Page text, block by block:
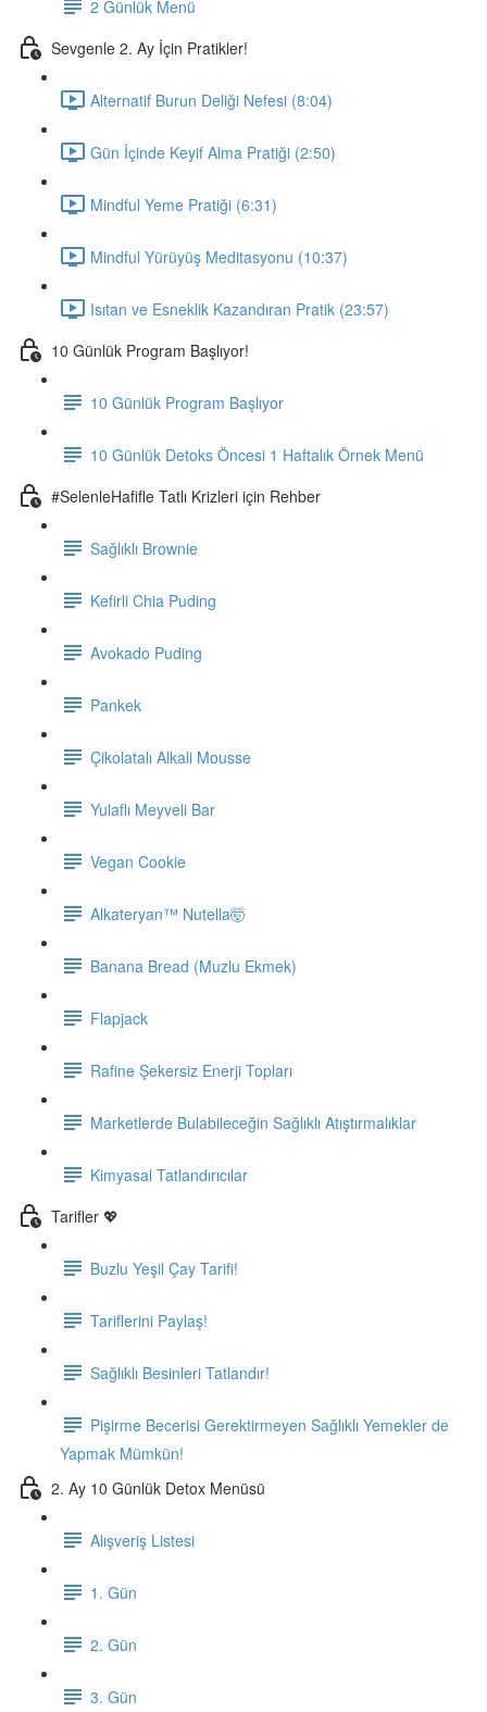
2 Günlük Menü
Sevgenle 2. Ay İçin Pratikler!
Alternatif Burun Deliği Nefesi (8:04)
Gün İçinde Keyif Alma Pratiği (2:50)
Mindful Yeme Pratiği (6:31)
Mindful Yürüyüş Meditasyonu (10:37)
Isıtan ve Esneklik Kazandıran Pratik (23:57)
10 Günlük Program Başlıyor!
10 Günlük Program Başlıyor
10 Günlük Detoks Öncesi 1 Haftalık Örnek Menü
#SelenleHafifle Tatlı Krizleri için Rehber
Sağlıklı Brownie
Kefirli Chia Puding
Avokado Puding
Pankek
Çikolatalı Alkali Mousse
Yulaflı Meyveli Bar
Vegan Cookie
Alkateryan™ Nutella🤯
Banana Bread (Muzlu Ekmek)
Flapjack
Rafine Şekersiz Enerji Topları
Marketlerde Bulabileceğin Sağlıklı Atıştırmalıklar
Kimyasal Tatlandırıcılar
Tarifler 💖
Buzlu Yeşil Çay Tarifi!
Tariflerini Paylaş!
Sağlıklı Besinleri Tatlandır!
Pişirme Becerisi Gerektirmeyen Sağlıklı Yemekler de
Yapmak Mümkün!
2. Ay 10 Günlük Detox Menüsü
Alışveriş Listesi
1. Gün
2. Gün
3. Gün